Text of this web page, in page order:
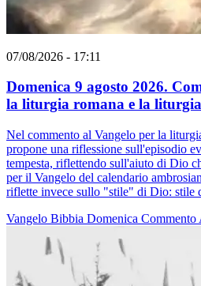
07/08/2026 - 17:11
Domenica 9 agosto 2026.
la liturgia romana e la
Nel commento al Vangelo per la
propone una riflessione sull'episodio
tempesta, riflettendo sull'aiuto di Dio
per il Vangelo del calendario
riflette invece sullo "stile" di Dio: stile
Vangelo Bibbia Domenica Commento